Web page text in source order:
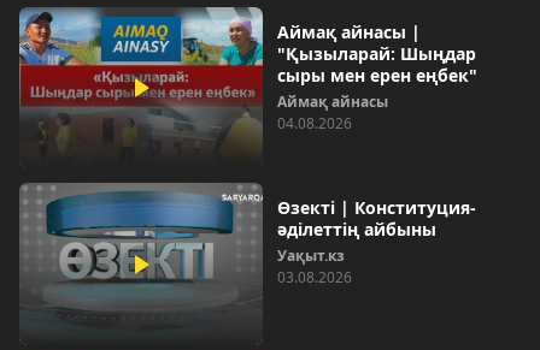
Аймақ айнасы |
"Қызыларай: Шыңдар
сыры мен ерен еңбек"
Аймақ айнасы
04.08.2026
Өзекті | Конституция-
әділеттің айбыны
Уақыт.кз
03.08.2026